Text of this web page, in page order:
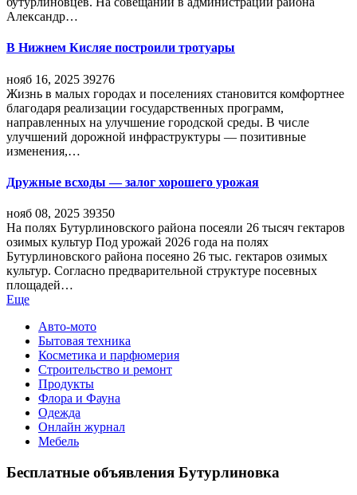
Александр…
В Нижнем Кисляе построили тротуары
нояб 16, 2025 39276
Жизнь в малых городах и поселениях становится комфортнее
благодаря реализации государственных программ,
направленных на улучшение городской среды. В числе
улучшений дорожной инфраструктуры — позитивные
изменения,…
Дружные всходы — залог хорошего урожая
нояб 08, 2025 39350
На полях Бутурлиновского района посеяли 26 тысяч гектаров
озимых культур Под урожай 2026 года на полях
Бутурлиновского района посеяно 26 тыс. гектаров озимых
культур. Согласно предварительной структуре посевных
площадей…
Еще
Авто-мото
Бытовая техника
Косметика и парфюмерия
Строительство и ремонт
Продукты
Флора и Фауна
Одежда
Онлайн журнал
Мебель
Бесплатные объявления Бутурлиновка